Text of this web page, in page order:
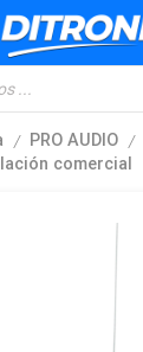
/ PRO AUDIO /
comercial